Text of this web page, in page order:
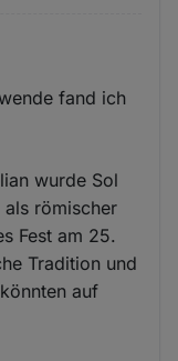
fand ich
wurde Sol
als römischer
Fest am 25.
Tradition und
auf